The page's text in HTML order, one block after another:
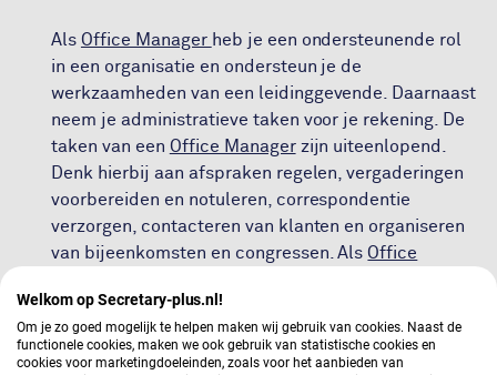
Als Office Manager heb je een ondersteunende rol
in een organisatie en ondersteun je de
werkzaamheden van een leidinggevende. Daarnaast
neem je administratieve taken voor je rekening. De
taken van een Office Managerzijn uiteenlopend.
Denk hierbij aan afspraken regelen, vergaderingen
voorbereiden en notuleren, correspondentie
verzorgen, contacteren van klanten en organiseren
van bijeenkomsten en congressen. AlsOffice
over een aantal competenties, zoals
zelfstandigheid, flexibiliteit, discretie,
organisatorisch talent en een groot
Welkom op Secretary-plus.nl!
Om je zo goed mogelijk te helpen maken wij gebruik van cookies. Naast de
functionele cookies, maken we ook gebruik van statistische cookies en
cookies voor marketingdoeleinden, zoals voor het aanbieden van